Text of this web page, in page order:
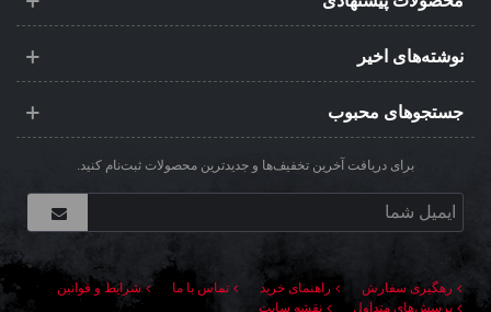
نوشته‌های اخیر
جستجوهای محبوب
برای دریافت آخرین تخفیف‌ها و جدیدترین محصولات ثبت‌نام کنید.
رهگیری سفارش راهنمای خرید تماس با ما
شرایط و قوانین
پرسش‌های متداول
نقشه سایت